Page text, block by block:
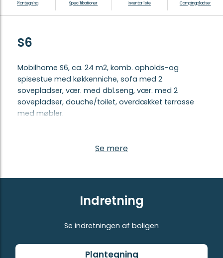
Plantegning Specifikationer Inventarliste Campingpladser
S6
Mobilhome S6, ca. 24 m2, komb. opholds-og
spisestue med køkkenniche, sofa med 2
sovepladser, vær. med dbl.seng, vær. med 2
sovepladser, douche/toilet, overdækket terrasse
med møbler.
Se mere
Indretning
Se indretningen af boligen
Plantegning